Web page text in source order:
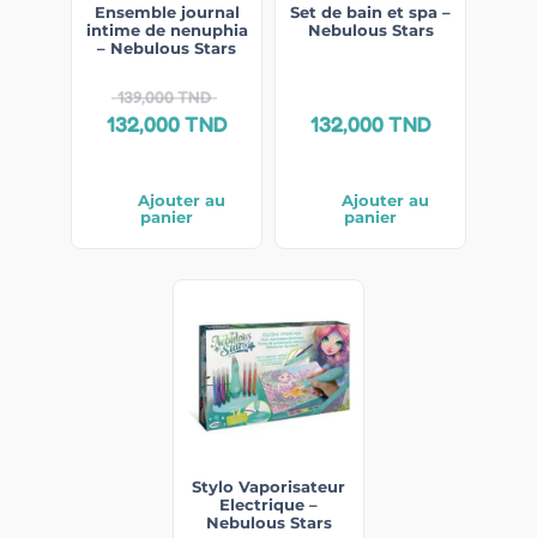
Ensemble journal
intime de nenuphia
– Nebulous Stars
139,000TND
132,000TND
Ajouter au
panier
Set de bain et spa –
Nebulous Stars
132,000TND
Ajouter au
panier
Stylo Vaporisateur
Electrique –
Nebulous Stars